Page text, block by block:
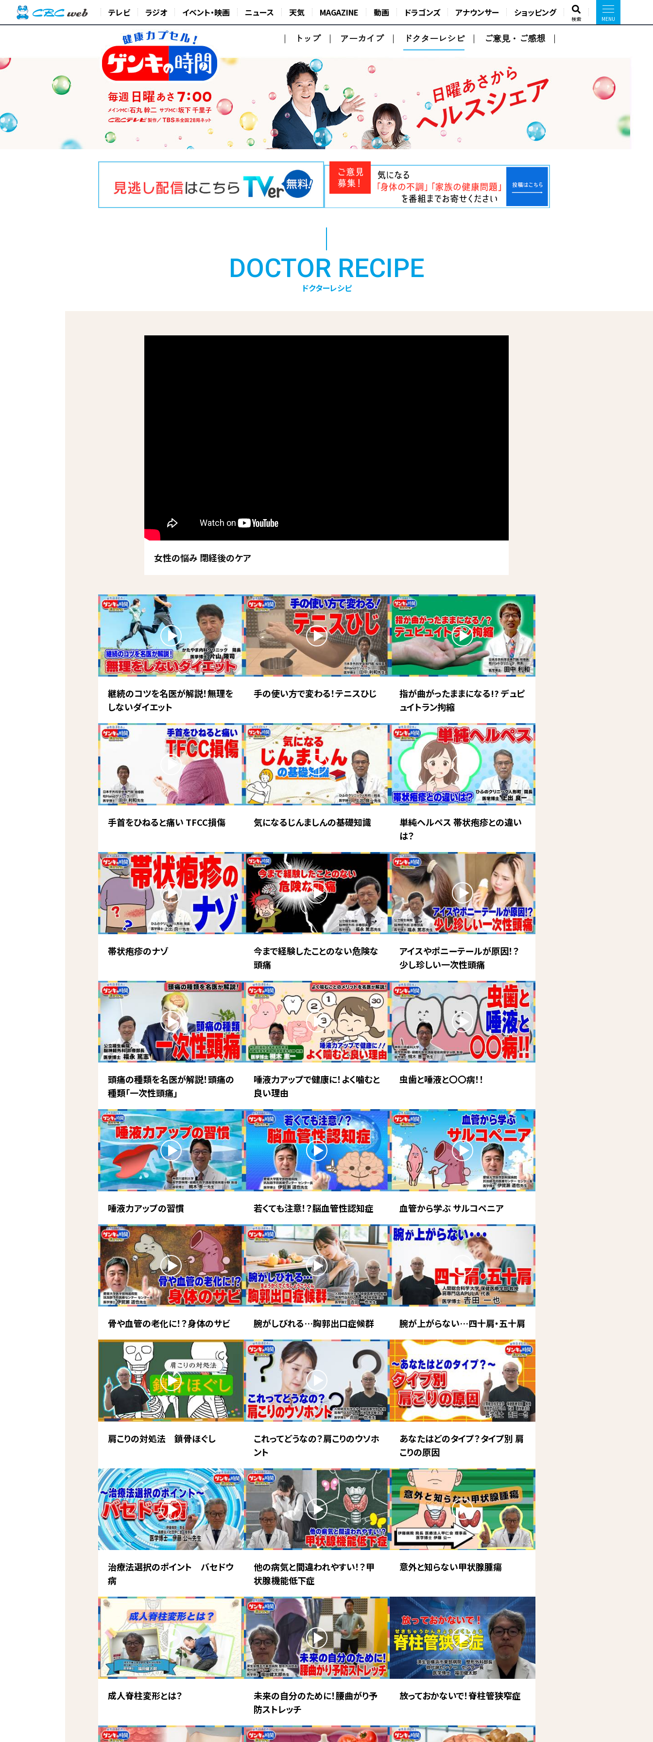
テレビ ラジオ イベント・映画 ニュース 天気 MAGAZINE 動画 ドラゴンズ アナウンサー ショッピング
検索
トップ アーカイブ ドクターレシピ ご意見・ご感想
DOCTOR RECIPE
ドクターレシピ
女性の悩み 閉経後のケア
継続のコツを名医が解説！無理を
しないダイエット
手の使い方で変わる！テニスひじ
指が曲がったままになる!? デュピ
ュイトラン拘縮
手首をひねると痛い TFCC損傷 気になるじんましんの基礎知識
単純ヘルペス 帯状疱疹との違い
は？
帯状疱疹のナゾ
今まで経験したことのない危険な
頭痛
アイスやポニーテールが原因！？
少し珍しい一次性頭痛
頭痛の種類を名医が解説！頭痛の
種類「一次性頭痛」
唾液力アップで健康に！よく噛むと
良い理由
虫歯と唾液と〇〇病！！
唾液力アップの習慣 若くても注意！？脳血管性認知症 血管から学ぶ サルコペニア
骨や血管の老化に！？身体のサビ 腕がしびれる…胸郭出口症候群 腕が上がらない…四十肩・五十肩
肩こりの対処法 鎖骨ほぐし
これってどうなの？肩こりのウソホ
ント
あなたはどのタイプ？タイプ別 肩
こりの原因
治療法選択のポイント バセドウ
病
他の病気と間違われやすい！？甲
状腺機能低下症
意外と知らない甲状腺腫瘍
成人脊柱変形とは？
未来の自分のために！腰曲がり予
防ストレッチ
放っておかないで！脊柱管狭窄症